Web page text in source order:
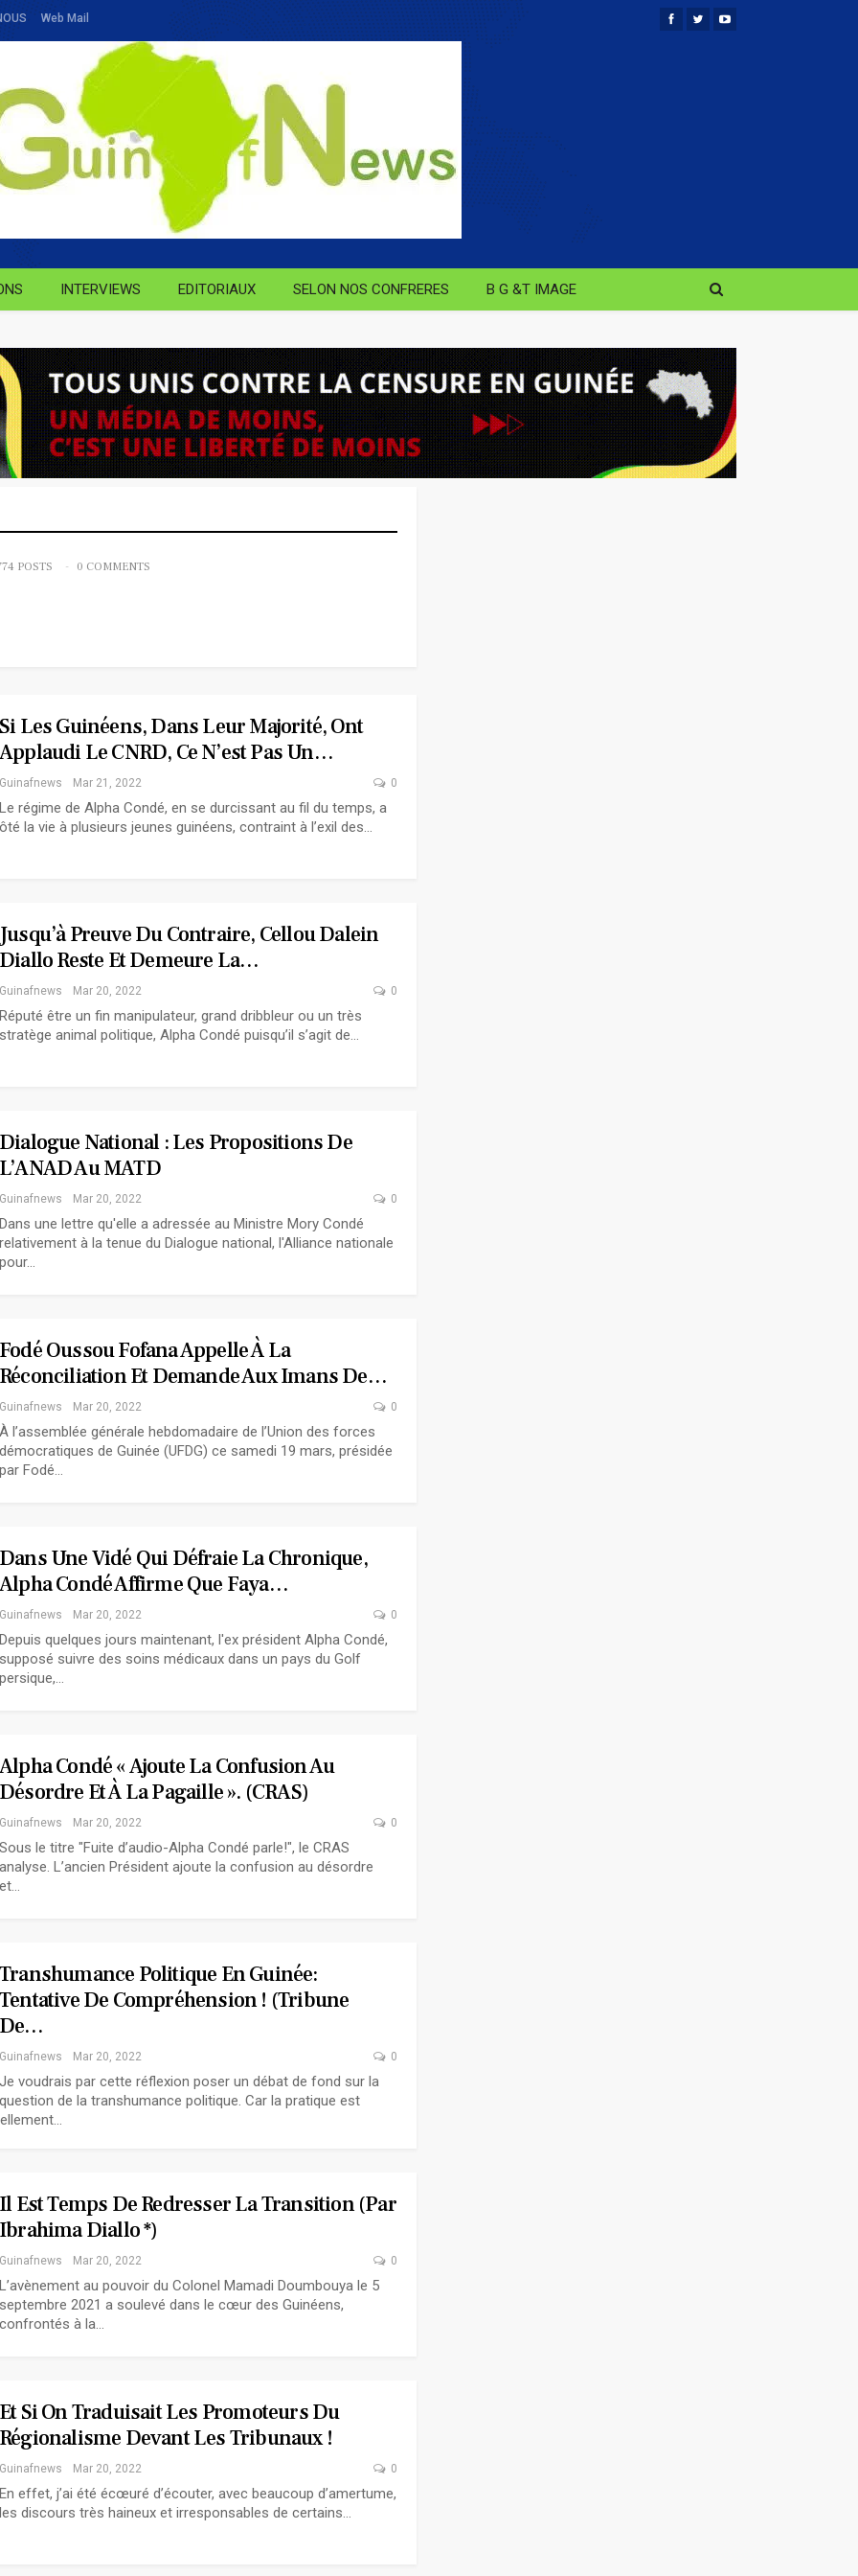
Web Mail
INTERVIEWS EDITORIAUX SELON NOS CONFRERES B G &T IMAGE
POSTS 0 COMMENTS
Si Les Guinéens, Dans Leur Majorité, Ont
Applaudi Le CNRD, Ce N’est Pas Un…
Guinafnews Mar 21, 2022 0
Le régime de Alpha Condé, en se durcissant au fil du temps, a
ôté la vie à plusieurs jeunes guinéens, contraint à l’exil des…
Jusqu’à Preuve Du Contraire, Cellou Dalein
Diallo Reste Et Demeure La…
Guinafnews Mar 20, 2022 0
Réputé être un fin manipulateur, grand dribbleur ou un très
stratège animal politique, Alpha Condé puisqu’il s’agit de…
Dialogue National : Les Propositions De
L’ANAD Au MATD
Guinafnews Mar 20, 2022 0
Dans une lettre qu'elle a adressée au Ministre Mory Condé
relativement à la tenue du Dialogue national, l'Alliance nationale
pour…
Fodé Oussou Fofana Appelle À La
Réconciliation Et Demande Aux Imans De…
Guinafnews Mar 20, 2022 0
À l’assemblée générale hebdomadaire de l’Union des forces
démocratiques de Guinée (UFDG) ce samedi 19 mars, présidée
par Fodé…
Dans Une Vidé Qui Défraie La Chronique,
Alpha Condé Affirme Que Faya…
Guinafnews Mar 20, 2022 0
Depuis quelques jours maintenant, l'ex président Alpha Condé,
supposé suivre des soins médicaux dans un pays du Golf
persique,…
Alpha Condé « Ajoute La Confusion Au
Désordre Et À La Pagaille ». (CRAS)
Guinafnews Mar 20, 2022 0
Sous le titre "Fuite d’audio-Alpha Condé parle!", le CRAS
analyse. L’ancien Président ajoute la confusion au désordre
et…
Transhumance Politique En Guinée:
Tentative De Compréhension ! (Tribune
De…
Guinafnews Mar 20, 2022 0
Je voudrais par cette réflexion poser un débat de fond sur la
question de la transhumance politique. Car la pratique est
Il Est Temps De Redresser La Transition (Par
Ibrahima Diallo *)
Guinafnews Mar 20, 2022 0
L’avènement au pouvoir du Colonel Mamadi Doumbouya le 5
septembre 2021 a soulevé dans le cœur des Guinéens,
confrontés à la…
Et Si On Traduisait Les Promoteurs Du
Régionalisme Devant Les Tribunaux !
Guinafnews Mar 20, 2022 0
En effet, j’ai été écœuré d’écouter, avec beaucoup d’amertume,
les discours très haineux et irresponsables de certains…